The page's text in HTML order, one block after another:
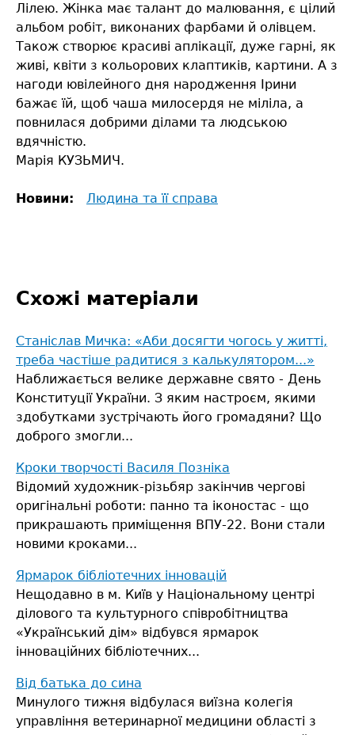
Лілею. Жінка має талант до малювання, є цілий
альбом робіт, виконаних фарбами й олівцем.
Також створює красиві аплікації, дуже гарні, як
живі, квіти з кольорових клаптиків, картини. А з
нагоди ювілейного дня народження Ірини
бажає їй, щоб чаша милосердя не міліла, а
повнилася добрими ділами та людською
вдячністю.
Марія КУЗЬМИЧ.
Новини: Людина та її справа
Схожі матеріали
Станіслав Мичка: «Аби досягти чогось у житті,
треба частіше радитися з калькулятором...»
Наближається велике державне свято - День
Конституції України. З яким настроєм, якими
здобутками зустрічають його громадяни? Що
доброго змогли...
Кроки творчості Василя Позніка
Відомий художник-різьбяр закінчив чергові
оригінальні роботи: панно та іконостас - що
прикрашають приміщення ВПУ-22. Вони стали
новими кроками...
Ярмарок бібліотечних інновацій
Нещодавно в м. Київ у Національному центрі
ділового та культурного співробітництва
«Український дім» відбувся ярмарок
інноваційних бібліотечних...
Від батька до сина
Минулого тижня відбулася виїзна колегія
управління ветеринарної медицини області з